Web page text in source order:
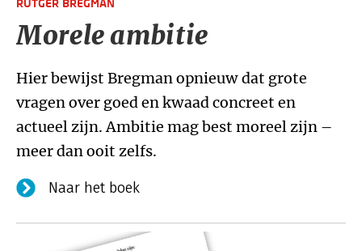
RUTGER BREGMAN
Morele ambitie
Hier bewijst Bregman opnieuw dat grote
vragen over goed en kwaad concreet en
actueel zijn. Ambitie mag best moreel zijn –
meer dan ooit zelfs.
Naar het boek